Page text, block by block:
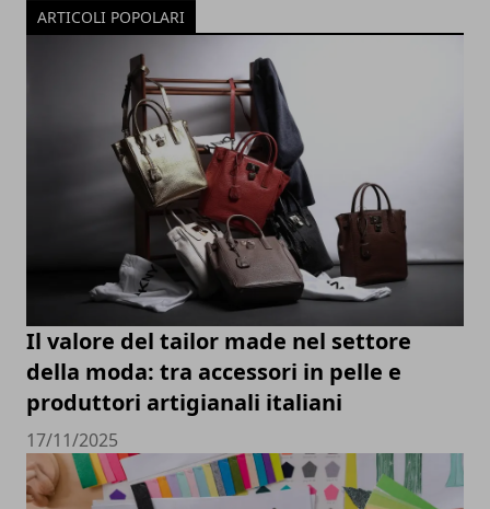
ARTICOLI POPOLARI
Il valore del tailor made nel settore
della moda: tra accessori in pelle e
produttori artigianali italiani
17/11/2025